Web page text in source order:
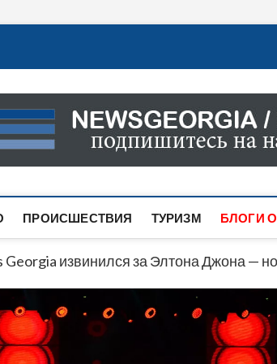
Грузии
ИНФОРМАЦИЯ О СОБЫТИЯХ
НОВОСТИ ПОЛИТИКИ,
ПРОИСШЕСТВИЯ ТУРИЗМ БЛОГИ
Georgia извинился за Элтона Джона —